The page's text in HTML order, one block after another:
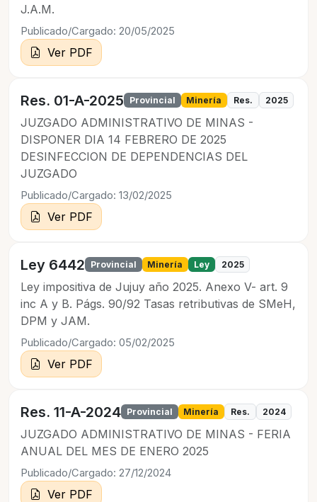
J.A.M.
Publicado/Cargado: 20/05/2025
Ver PDF
Res. 01-A-2025 Provincial Minería Res. 2025
JUZGADO ADMINISTRATIVO DE MINAS -
DISPONER DIA 14 FEBRERO DE 2025
DESINFECCION DE DEPENDENCIAS DEL
JUZGADO
Publicado/Cargado: 13/02/2025
Ver PDF
Ley 6442 Provincial Minería Ley 2025
Ley impositiva de Jujuy año 2025. Anexo V- art. 9
inc A y B. Págs. 90/92 Tasas retributivas de SMeH,
DPM y JAM.
Publicado/Cargado: 05/02/2025
Ver PDF
Res. 11-A-2024 Provincial Minería Res. 2024
JUZGADO ADMINISTRATIVO DE MINAS - FERIA
ANUAL DEL MES DE ENERO 2025
Publicado/Cargado: 27/12/2024
Ver PDF